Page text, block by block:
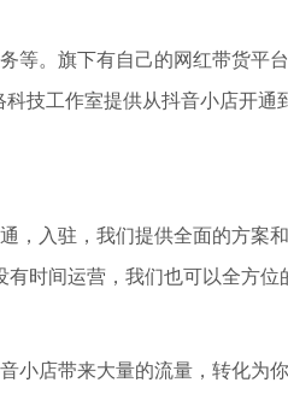
等。旗下有自己的网红带货平
科技工作室提供从抖音小店开通
，入驻，我们提供全面的方案
时间运营，我们也可以全方位
店带来大量的流量，转化为你